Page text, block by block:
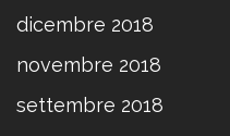
dicembre 2018
novembre 2018
settembre 2018